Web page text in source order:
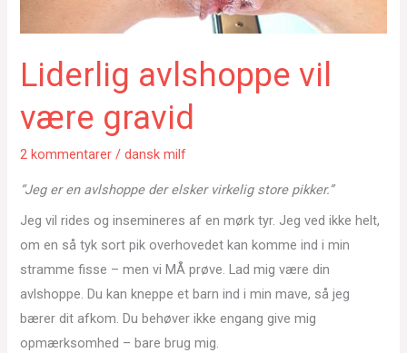
Liderlig avlshoppe vil
være gravid
2 kommentarer /dansk milf
“Jeg er en avlshoppe der elsker virkelig store pikker.”
Jeg vil rides og insemineres af en mørk tyr. Jeg ved ikke helt,
om en så tyk sort pik overhovedet kan komme ind i min
stramme fisse – men vi MÅ prøve. Lad mig være din
avlshoppe. Du kan kneppe et barn ind i min mave, så jeg
bærer dit afkom. Du behøver ikke engang give mig
opmærksomhed – bare brug mig.